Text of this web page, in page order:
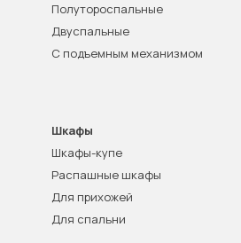
Полутороспальные
Двуспальные
С подъемным механизмом
Шкафы
Шкафы-купе
Распашные шкафы
Для прихожей
Для спальни